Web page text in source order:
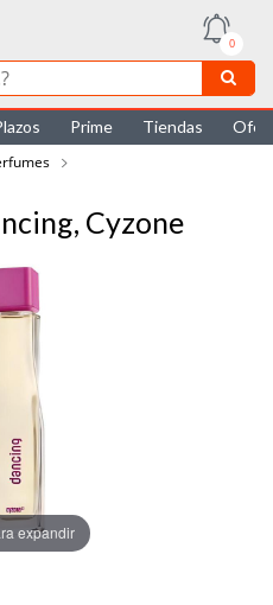
0
Prime Tiendas
Cyzone
expandir